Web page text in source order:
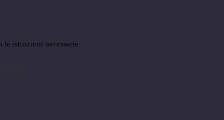
istruzioni necessarie.